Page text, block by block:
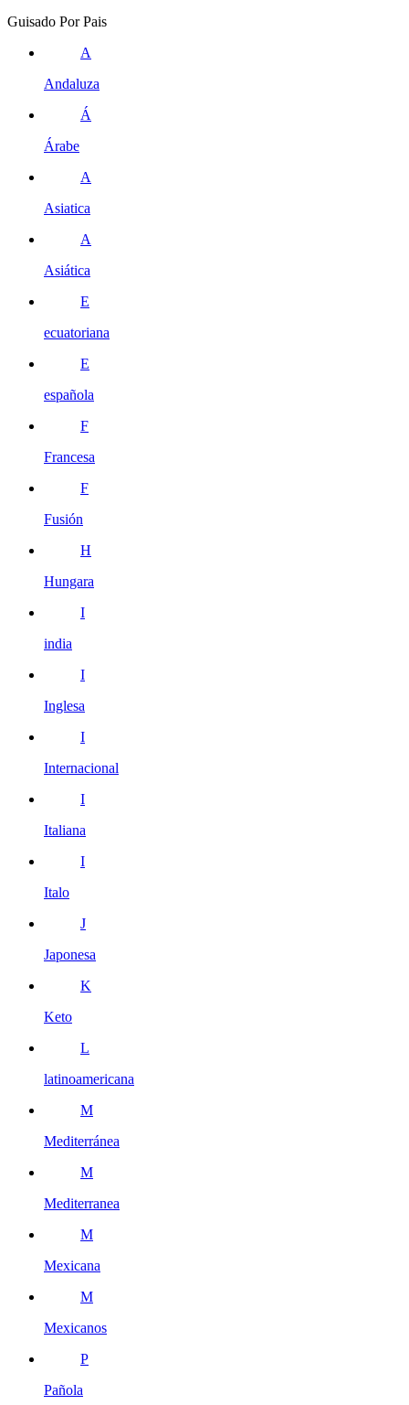
Guisado Por Pais
A
Andaluza
Á
Árabe
A
Asiatica
A
Asiática
E
ecuatoriana
E
española
F
Francesa
F
Fusión
H
Hungara
I
india
I
Inglesa
I
Internacional
I
Italiana
I
Italo
J
Japonesa
K
Keto
L
latinoamericana
M
Mediterránea
M
Mediterranea
M
Mexicana
M
Mexicanos
P
Pañola